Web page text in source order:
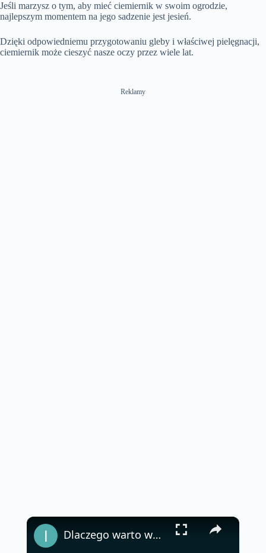
Jeśli marzysz o tym, aby mieć ciemiernik w swoim ogrodzie,
najlepszym momentem na jego sadzenie jest jesień.
Dzięki odpowiedniemu przygotowaniu gleby i właściwej pielęgnacji,
ciemiernik może cieszyć nasze oczy przez wiele lat.
Reklamy
×
Dlaczego warto wbić śrubokręt w ziemię? Sprytna sztuczka doświadczonych ogrodników